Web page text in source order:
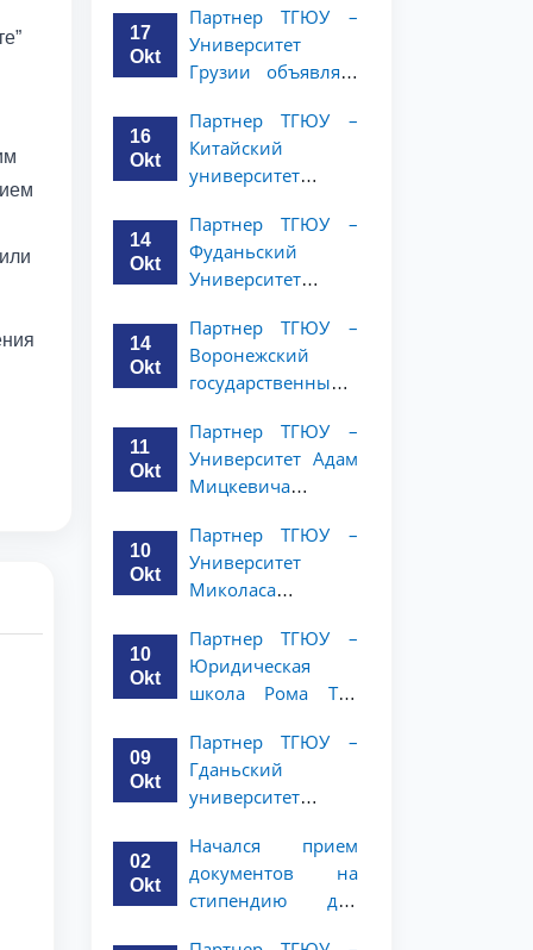
студентов 2-3
курсов ТГЮУ
программе
академической
мобильности для
курсов
17
Okt
Партнер ТГЮУ –
Университет
Грузии объявляет
академической
мобильности для
студентов 2–3
16
Okt
Партнер ТГЮУ –
Китайский
университет
и права объявляет
программу
академической
студентов 2–3
курсов ТГЮУ
14
Okt
Партнер ТГЮУ –
Фуданьский
Университет
программу
академической
мобильности для
курсов ТГЮУ
14
Okt
Партнер ТГЮУ –
Воронежский
государственный
объявляет
программу
академической
студентов 2–3
курсов ТГЮУ
11
Okt
Партнер ТГЮУ –
Университет Адам
Мицкевича
программу
академической
мобильности для
курсов ТГЮУ
10
Okt
Партнер ТГЮУ –
Университет
Миколаса
объявляет
программу
академической
студентов 2–3
курсов
10
Okt
Партнер ТГЮУ –
Юридическая
школа Рома Тре
программе
академической
мобильности для
курсов
09
Okt
Партнер ТГЮУ –
Гданьский
университет
программу
академической
мобильности для
02
Okt
Начался прием
документов на
стипендию для